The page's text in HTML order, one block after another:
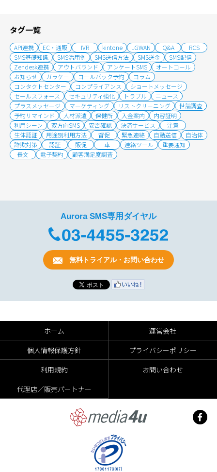
タグ一覧
API連携 EC・通販 IVR kintone LGWAN Q&A
RCS
SMS基礎知識
SMS活用例 SMS送信方法 SMS送金
SMS配信
Zendesk連携
アウトバウンド アンケートSMS
オートコール
お知らせ
ガラケー コールバック予約
コラム
コンタクトセンター
コンプライアンス
ショートメッセージ
セールスフォース
セキュリティ強化 トラブル
ニュース
プラスメッセージ
マーケティング リストクリーニング
世論調査
予約リマインド
人材派遣 保健所 入金案内
内容証明
利用シーン
双方向SMS 安否確認 決済サービス
注意
生体認証
用途別利用方法 督促 緊急連絡 自動送信
自治体
詐欺対策
認証 販促 車 連絡ツール
重要通知
長文
電子契約 顧客満足度調査
Aurora SMS専用ダイヤル
無料トライアル・お問い合わせ
ホーム
運営会社
個人情報保護方針
プライバシーポリシー
利用規約
お問い合わせ
代理店／販売パートナー